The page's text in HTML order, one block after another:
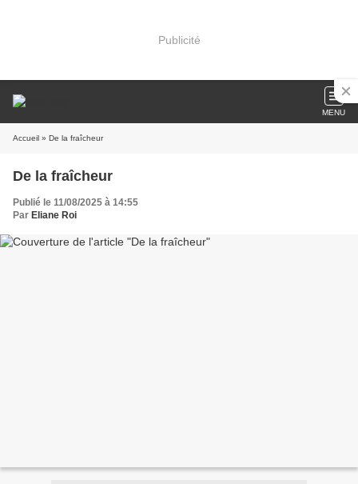
Publicité
MENU
Accueil » De la fraîcheur
De la fraîcheur
Publié le 11/08/2025 à 14:55
Par Eliane Roi